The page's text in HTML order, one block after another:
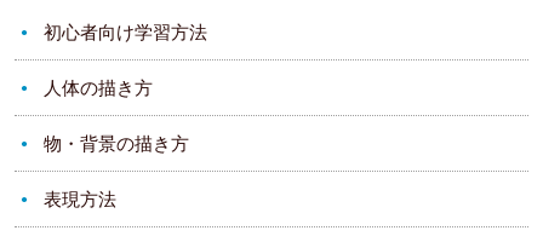
初心者向け学習方法
人体の描き方
物・背景の描き方
表現方法